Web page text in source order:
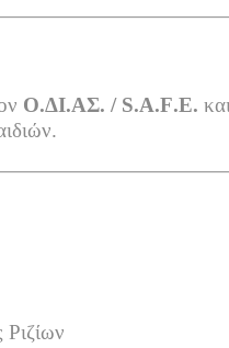
Ο.ΔΙ.ΑΣ. / S.A.F.E.